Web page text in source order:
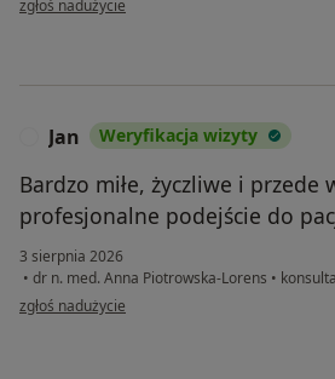
zgłoś nadużycie
Jan Weryfikacja wizyty
Bardzo miłe, życzliwe i przede
profesjonalne podejście do
3 sierpnia 2026
• dr n. med. Anna Piotrowska-Lorens •
w opinii użytkownika Jan
zgłoś nadużycie